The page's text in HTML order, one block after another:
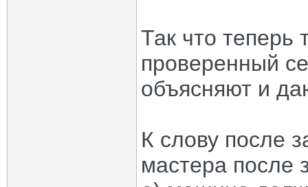
Так что теперь
проверенный
объясняют и
К слову после
мастера после